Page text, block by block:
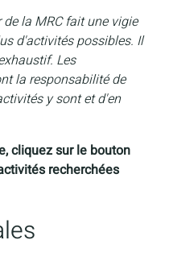
la MRC fait une vigie
d'activités possibles. Il
Les
la responsabilité de
y sont et d'en
cliquez sur le bouton
recherchées